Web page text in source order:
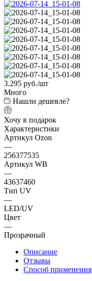
3.295 руб./шт
Много
Нашли дешевле?
Хочу в подарок
Характеристики
Артикул Ozon
—
256377535
Артикул WB
—
43637460
Тип UV
—
LED/UV
Цвет
—
Прозрачный
Описание
Отзывы
Способ применения